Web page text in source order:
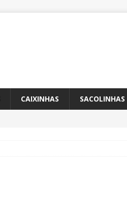
CAIXINHAS SACOLINHAS